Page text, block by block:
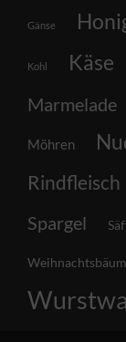
Gänse
Kohl Käse
Marmelade
Möhren
Rindfleisch
Spargel